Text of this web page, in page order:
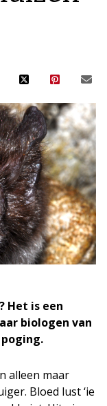
Het is een
biologen van
alleen maar
Bloed lust ‘ie